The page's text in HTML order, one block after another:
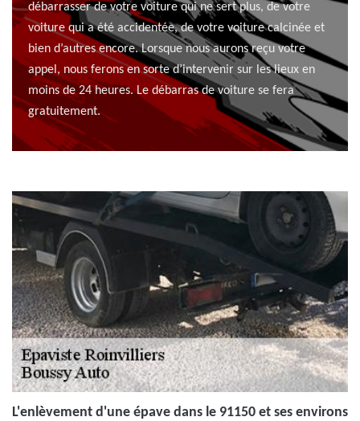
débarrasser de votre voiture qui ne sert plus, de votre
voiture qui a été accidentée, de votre voiture calcinée et
bien d’autres encore. Lorsque nous aurons reçu votre
appel, nous ferons en sorte d’intervenir sur les lieux en
moins de 24 heures. Le débarras de voiture se fera
gratuitement.
L'enlèvement d'une épave dans le 91150 et ses environs